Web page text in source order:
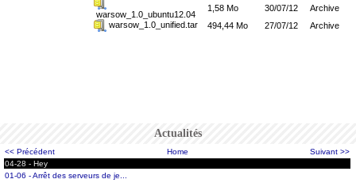
Actualités
<< Précédent Home
Suivant >>
04-28 - Hey
01-06 - Arrêt des serveurs de je...
warsow_1.0_ubuntu12.04
1,58 Mo 30/07/12
Archive
warsow_1.0_unified.tar
494,44 Mo 27/07/12 Archive